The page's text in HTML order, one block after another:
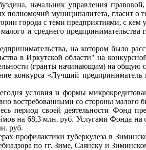
начальник управления
полномочий муниципалитета, гласит
города с теми предприятиями, с кем
и среднего предпринимательства
на котором было
в Иркутской области" на
(гранты начинающим) на общую
конкурса «Лучший
условия и формы
востребованными со стороны малого
период своей деятельности Фонд
на 68,3 млн. руб. Услугами Фонда на
руб.
профилактики туберкулеза в
по гг. Зиме, Саянску и